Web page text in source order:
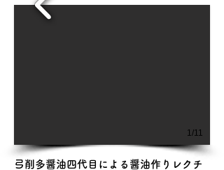
1/11
弓削多醤油四代目による醤油作りレクチ